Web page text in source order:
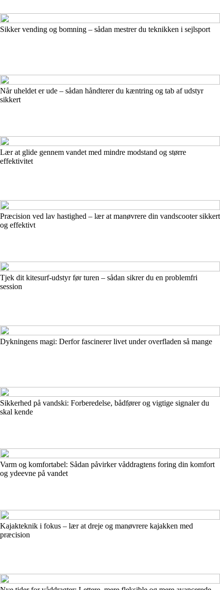
Sikker vending og bomning – sådan mestrer du teknikken i sejlsport
Når uheldet er ude – sådan håndterer du kæntring og tab af udstyr
sikkert
Lær at glide gennem vandet med mindre modstand og større
effektivitet
Præcision ved lav hastighed – lær at manøvrere din vandscooter sikkert
og effektivt
Tjek dit kitesurf-udstyr før turen – sådan sikrer du en problemfri
session
Dykningens magi: Derfor fascinerer livet under overfladen så mange
Sikkerhed på vandski: Forberedelse, bådfører og vigtige signaler du
skal kende
Varm og komfortabel: Sådan påvirker våddragtens foring din komfort
og ydeevne på vandet
Kajakteknik i fokus – lær at dreje og manøvrere kajakken med
præcision